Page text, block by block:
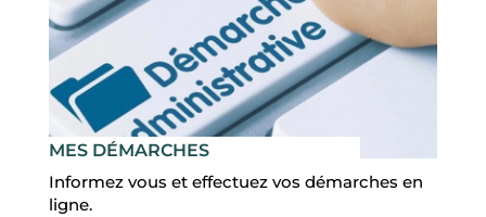
MES DÉMARCHES
Informez vous et effectuez vos démarches en
ligne.